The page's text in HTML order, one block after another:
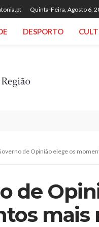
Quinta-Feira, Agosto 6,
DESPORTO
de Opinião elege os
de
mais